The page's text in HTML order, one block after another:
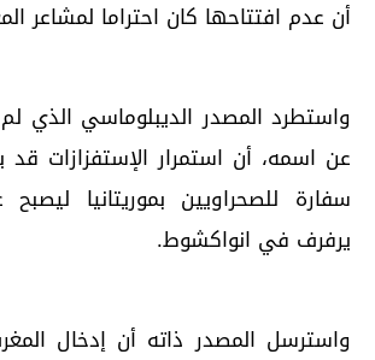
أن عدم افتتاحها كان احتراما لمشاعر
واستطرد المصدر الديبلوماسي الذي
عن اسمه، أن استمرار الإستفزازات قد
سفارة للصحراويين بموريتانيا ليصبح
يرفرف في انواكشوط.
واسترسل المصدر ذاته أن إدخال